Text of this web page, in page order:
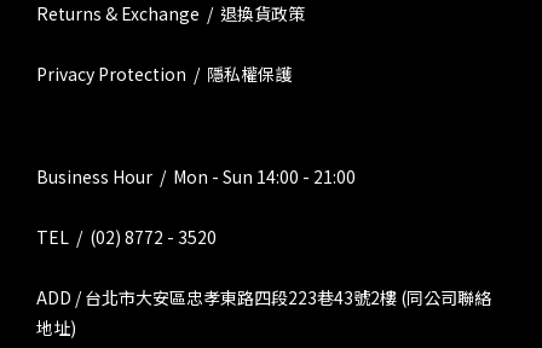
Returns & Exchange / 退換貨政策
Privacy Protection / 隱私權保護
Business Hour / Mon - Sun 14:00 - 21:00
TEL / (02) 8772 - 3520
ADD / 台北市大安區忠孝東路四段223巷43號2樓 (同公司聯絡
地址)